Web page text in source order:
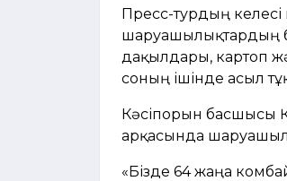
Пресс-турдың
шаруашылықтардың
дақылдары, картоп
соның ішінде асыл
Кәсіпорын басшысы
арқасында
«Бізде 64 жаңа